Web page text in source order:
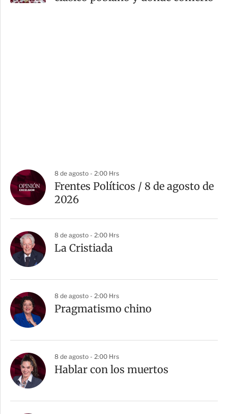
8 de agosto - 2:00 Hrs
Frentes Políticos / 8 de agosto de
2026
8 de agosto - 2:00 Hrs
La Cristiada
8 de agosto - 2:00 Hrs
Pragmatismo chino
8 de agosto - 2:00 Hrs
Hablar con los muertos